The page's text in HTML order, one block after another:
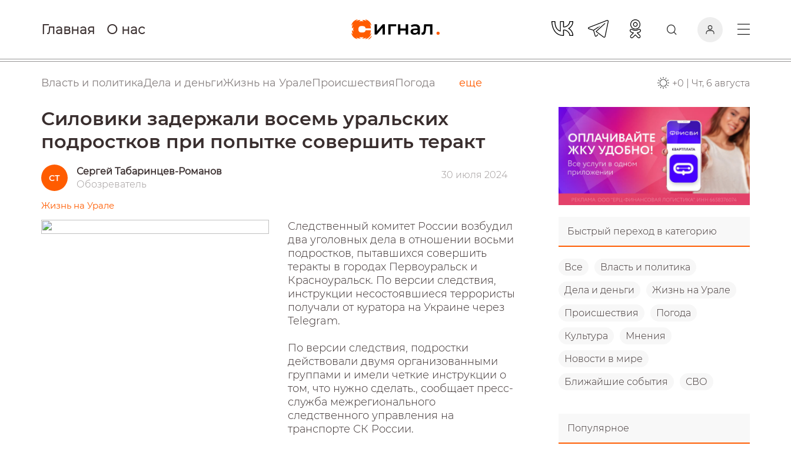
Главная О нас
Власть и политикаДела и деньгиЖизнь на УралеПроисшествияПогода еще +0 Чт, 6 августа
Силовики задержали восемь уральских
подростков при попытке совершить теракт
СТ
Сергей Табаринцев-Романов
Обозреватель
30 июля 2024
Жизнь на Урале
Следственный комитет России возбудил
два уголовных дела в отношении восьми
подростков, пытавшихся совершить
теракты в городах Первоуральск и
Красноуральск. По версии следствия,
инструкции несостоявшиеся террористы
получали от куратора на Украине через
Telegram.
По версии следствия, подростки
действовали двумя организованными
группами и имели четкие инструкции о
том, что нужно сделать., сообщает пресс-
служба межрегионального
следственного управления на
транспорте СК России.
Быстрый переход в категорию
Все Власть и политика
Дела и деньги Жизнь на Урале
Происшествия Погода
Культура Мнения
Новости в мире
Ближайшие события СВО
Популярное